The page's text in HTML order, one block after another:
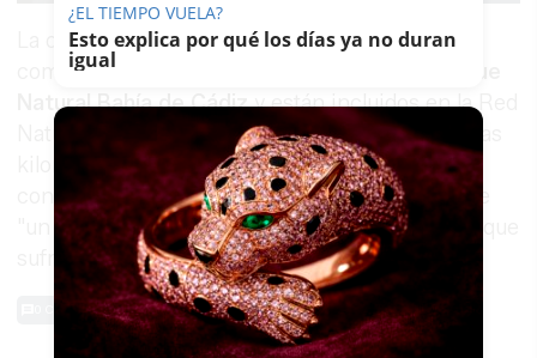
La obra se desarrolla además en un entorno
complejo: los
Natural Bahía de Cádizy están incluidos en la Red
Natura 2000. Cualquier demora prolonga las colas
kilométricas que soportan a diario miles de
conductores. Sastre ha calificado la situación de
"un ejemplo más del déficit de infraestructuras que
sufre Cádiz".
0 Comentarios
¿EL TIEMPO VUELA?
Esto explica por qué los días ya no duran
igual